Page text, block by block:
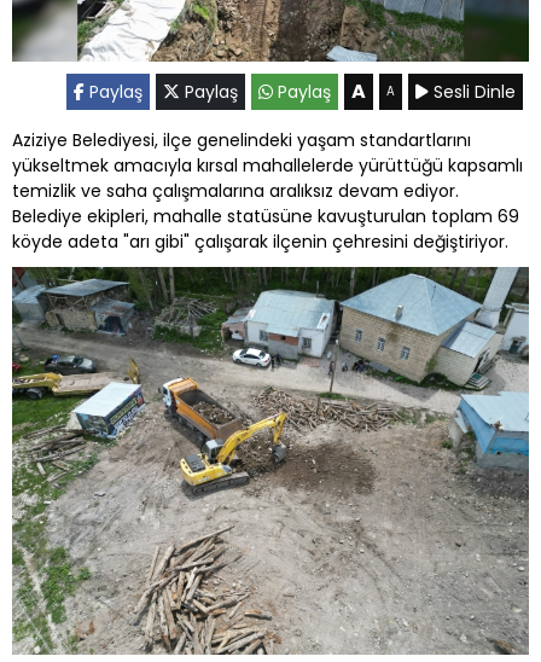
Paylaş Paylaş Paylaş A A
Sesli Dinle
Aziziye Belediyesi, ilçe genelindeki yaşam standartlarını
yükseltmek amacıyla kırsal mahallelerde yürüttüğü kapsamlı
temizlik ve saha çalışmalarına aralıksız devam ediyor.
Belediye ekipleri, mahalle statüsüne kavuşturulan toplam 69
köyde adeta "arı gibi" çalışarak ilçenin çehresini değiştiriyor.